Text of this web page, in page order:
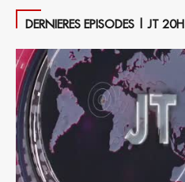
DERNIERES EPISODES | JT 20H